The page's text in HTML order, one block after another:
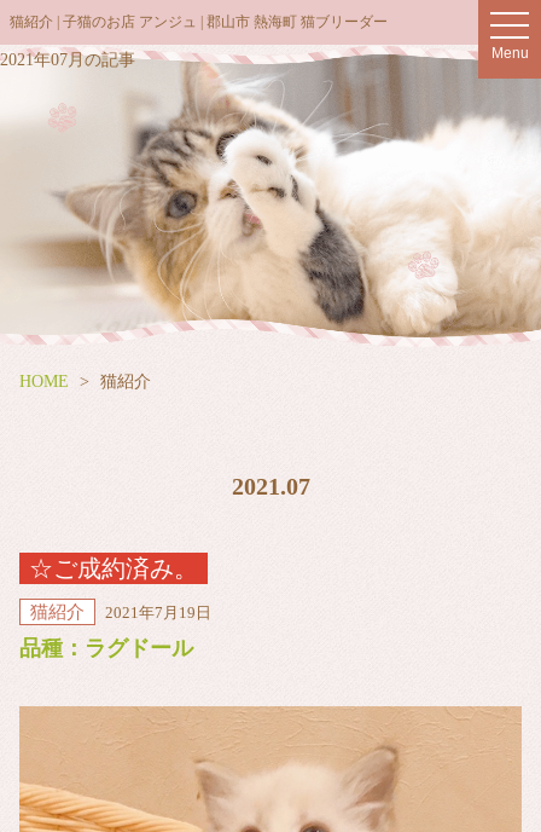
t
o
g
l
a
v
g
a
Menu
猫紹介 | 子猫のお店 アンジュ | 郡山市 熱海町 猫ブリーダー
2021年07月の記事
HOME 猫紹介
2021.07
☆ご成約済み。
猫紹介 2021年7月19日
品種：ラグドール